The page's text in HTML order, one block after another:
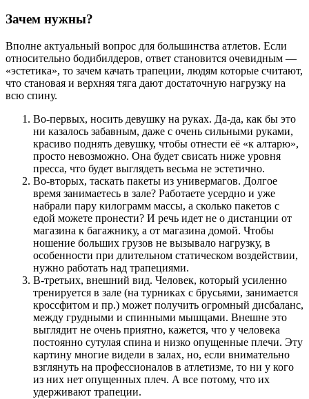
Зачем нужны?
Вполне актуальный вопрос для большинства атлетов. Если
относительно бодибилдеров, ответ становится очевидным —
«эстетика», то зачем качать трапеции, людям которые считают,
что становая и верхняя тяга дают достаточную нагрузку на
всю спину.
Во-первых, носить девушку на руках. Да-да, как бы это
ни казалось забавным, даже с очень сильными руками,
красиво поднять девушку, чтобы отнести её «к алтарю»,
просто невозможно. Она будет свисать ниже уровня
пресса, что будет выглядеть весьма не эстетично.
Во-вторых, таскать пакеты из универмагов. Долгое
время занимаетесь в зале? Работаете усердно и уже
набрали пару килограмм массы, а сколько пакетов с
едой можете пронести? И речь идет не о дистанции от
магазина к багажнику, а от магазина домой. Чтобы
ношение больших грузов не вызывало нагрузку, в
особенности при длительном статическом воздействии,
нужно работать над трапециями.
В-третьих, внешний вид. Человек, который усиленно
тренируется в зале (на турниках с брусьями, занимается
кроссфитом и пр.) может получить огромный дисбаланс,
между грудными и спинными мышцами. Внешне это
выглядит не очень приятно, кажется, что у человека
постоянно сутулая спина и низко опущенные плечи. Эту
картину многие видели в залах, но, если внимательно
взглянуть на профессионалов в атлетизме, то ни у кого
из них нет опущенных плеч. А все потому, что их
удерживают трапеции.